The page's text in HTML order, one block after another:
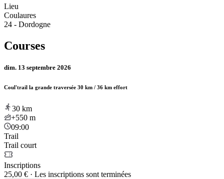
Lieu
Coulaures
24 - Dordogne
Courses
dim. 13 septembre 2026
Coul'trail la grande traversée 30 km / 36 km effort
30 km
+550 m
09:00
Trail
Trail court
Inscriptions
25,00 € · Les inscriptions sont terminées